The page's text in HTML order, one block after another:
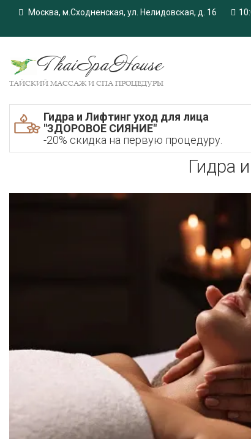
Москва, м.Сходненская, ул. Нелидовская, д. 16
ThaiSpaHouse
ТАЙСКИЙ МАССАЖ И СПА ПРОЦЕДУРЫ
Гидра и Лифтинг уход для лица
"ЗДОРОВОЕ СИЯНИЕ"
-20% скидка на первую процедуру.
Гидра